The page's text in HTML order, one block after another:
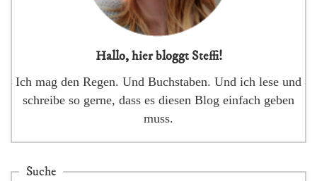
Hallo, hier bloggt Steffi!
Ich mag den Regen. Und Buchstaben. Und ich lese und
schreibe so gerne, dass es diesen Blog einfach geben
muss.
Suche